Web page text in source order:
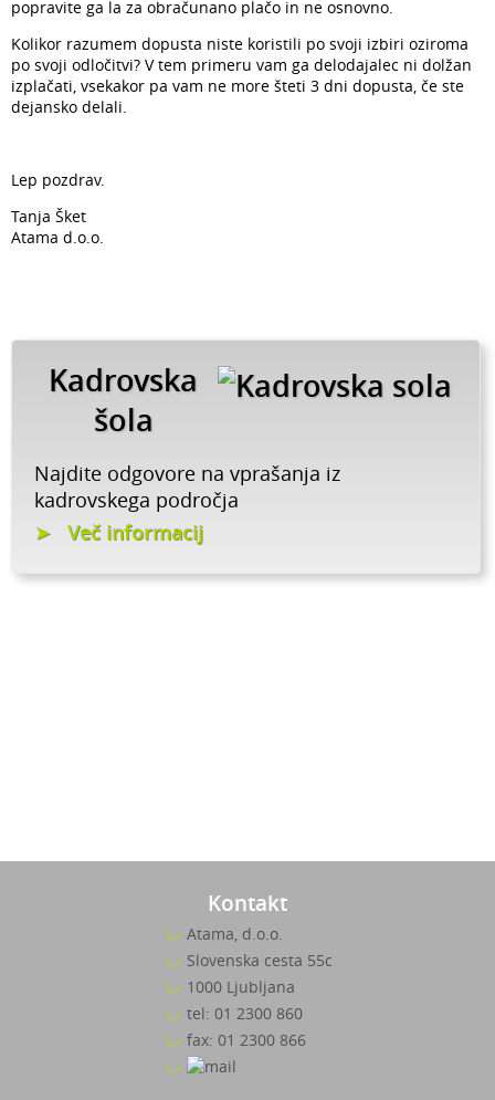
popravite ga la za obračunano plačo in ne osnovno.
Kolikor razumem dopusta niste koristili po svoji izbiri oziroma
po svoji odločitvi? V tem primeru vam ga delodajalec ni dolžan
izplačati, vsekakor pa vam ne more šteti 3 dni dopusta, če ste
dejansko delali.
Lep pozdrav.
Tanja Šket
Atama d.o.o.
Kadrovska
šola
Najdite odgovore na vprašanja iz
kadrovskega področja
Več informacij
Kontakt
Atama, d.o.o.
Slovenska cesta 55c
1000 Ljubljana
tel: 01 2300 860
fax: 01 2300 866